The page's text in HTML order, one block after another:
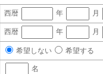
西暦 年 月
西暦 年 月
希望しない 希望する
名